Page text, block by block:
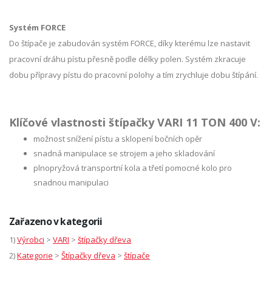
Systém FORCE
Do štípače je zabudován systém FORCE, díky kterému lze nastavit
pracovní dráhu pístu přesně podle délky polen. Systém zkracuje
dobu přípravy pístu do pracovní polohy a tím zrychluje dobu štípání.
Klíčové vlastnosti štípačky VARI 11 TON 400 V:
možnost snížení pístu a sklopení bočních opěr
snadná manipulace se strojem a jeho skladování
plnopryžová transportní kola a třetí pomocné kolo pro
snadnou manipulaci
Zařazeno v kategorii
1)Výrobci > VARI > štípačky dřeva
2)Kategorie > Štípačky dřeva > štípače